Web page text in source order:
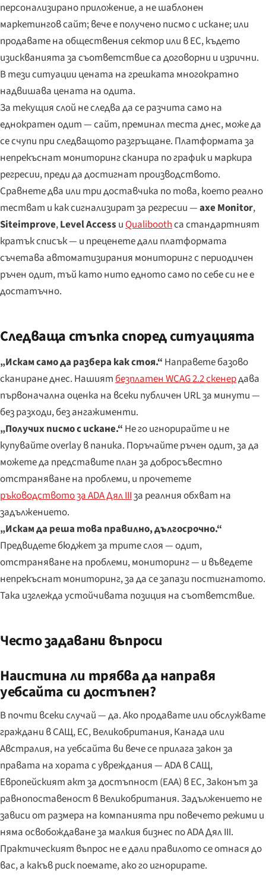
персонализирано приложение, а не шаблонен
маркетингов сайт; вече е получено писмо с искане; или
продавате на обществения сектор или в ЕС, където
изискванията за съответствие са договорни и изрични.
В тези ситуации цената на грешката многократно
надвишава цената на одита.
За текущия слой не следва да се разчита само на
еднократен одит — сайт, преминал теста днес, може да
се счупи при следващото разгръщане. Платформата за
непрекъснат мониторинг сканира по график и маркира
регресии, преди да достигнат производството.
Сравнете два или три доставчика по това, което реално
тестват и как сигнализират за регресии —axe Monitor,
Siteimprove,Level Access иQualiboothса стандартният
кратък списък — и преценете дали платформата
съчетава автоматизирания мониторинг с периодичен
ръчен одит, тъй като нито едното само по себе си не е
достатъчно.
Следваща стъпка според ситуацията
„Искам само да разбера как стоя.“ Направете базово
сканиране днес. Нашиятбезплатен WCAG 2.2 скенердава
първоначална оценка на всеки публичен URL за минути —
без разходи, без ангажименти.
„Получих писмо с искане.“ Не го игнорирайте и не
купувайте overlay в паника. Поръчайте ръчен одит, за да
можете да представите план за добросъвестно
отстраняване на проблеми, и прочетете
ръководството за ADA Дял IIIза реалния обхват на
задължението.
„Искам да реша това правилно, дългосрочно.“
Предвидете бюджет за трите слоя — одит,
отстраняване на проблеми, мониторинг — и въведете
непрекъснат мониторинг, за да се запази постигнатото.
Така изглежда устойчивата позиция на съответствие.
Често задавани въпроси
Наистина ли трябва да направя
уебсайта си достъпен?
В почти всеки случай — да. Ако продавате или обслужвате
граждани в САЩ, ЕС, Великобритания, Канада или
Австралия, на уебсайта ви вече се прилага закон за
правата на хората с увреждания — ADA в САЩ,
Европейският акт за достъпност (EAA) в ЕС, Законът за
равнопоставеност в Великобритания. Задължението не
зависи от размера на компанията при повечето режими и
няма освобождаване за малкия бизнес по ADA Дял III.
Практическият въпрос не е дали правилото се отнася до
вас, а какъв риск поемате, ако го игнорирате.